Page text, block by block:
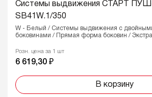
Системы выдвижения СТАРТ
SB41W.1/350
W - Белый / Системы выдвижения с
боковинами / Прямая форма боковин /
Розн. цена за 1 шт
6 619,30 ₽
В корзину